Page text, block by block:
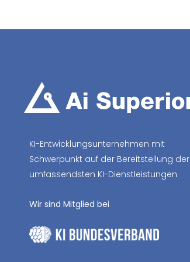
KI-Entwicklungsunternehmen mit
Schwerpunkt auf der Bereitstellung der
umfassendsten KI-Dienstleistungen
Wir sind Mitglied bei